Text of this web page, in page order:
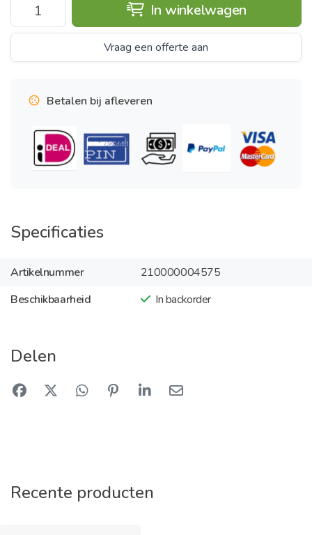
In winkelwagen
Vraag een offerte aan
Betalen bij afleveren
Specificaties
Artikelnummer
210000004575
Beschikbaarheid
In backorder
Delen
Recente producten